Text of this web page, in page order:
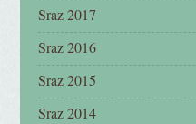
Sraz 2017
Sraz 2016
Sraz 2015
Sraz 2014